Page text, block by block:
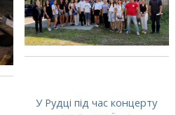
У Рудці під час концерту